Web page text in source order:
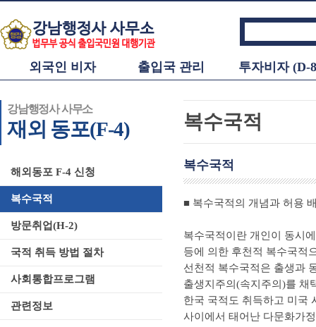
외국인 비자 출입국 관리 투자비자 (D-
강남행정사 사무소
재외 동포(F-4)
해외동포 F-4 신청
복수국적
방문취업(H-2)
국적 취득 방법 절차
사회통합프로그램
관련정보
복수국적
복수국적
■ 복수국적의 개념과 허용
복수국적이란 개인이 동시
등에 의한 후천적 복수국적
선천적 복수국적은 출생과
출생지주의(속지주의)를 채
한국 국적도 취득하고 미국
사이에서 태어난 다문화가